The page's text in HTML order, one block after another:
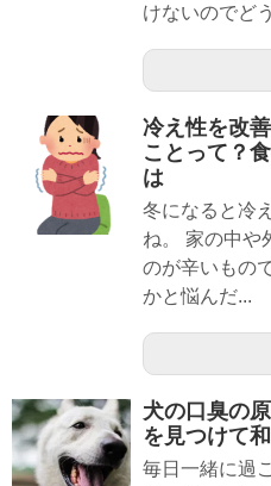
けないのでど
冷え性を改
ことって？
は
冬になると冷
ね。 家の中や
のが辛いもの
かと悩んだ...
犬の口臭の
を見つけて
毎日一緒に過